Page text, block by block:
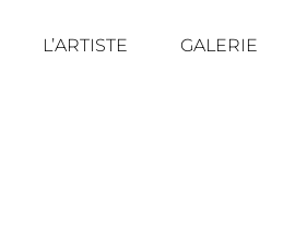
L’ARTISTE GALERIE